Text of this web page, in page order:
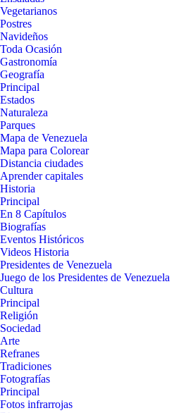
Vegetarianos
Postres
Navideños
Toda Ocasión
Gastronomía
Geografía
Principal
Estados
Naturaleza
Parques
Mapa de Venezuela
Mapa para Colorear
Distancia ciudades
Aprender capitales
Historia
Principal
En 8 Capítulos
Biografías
Eventos Históricos
Videos Historia
Presidentes de Venezuela
Juego de los Presidentes de Venezuela
Cultura
Principal
Religión
Sociedad
Arte
Refranes
Tradiciones
Fotografías
Principal
Fotos infrarrojas